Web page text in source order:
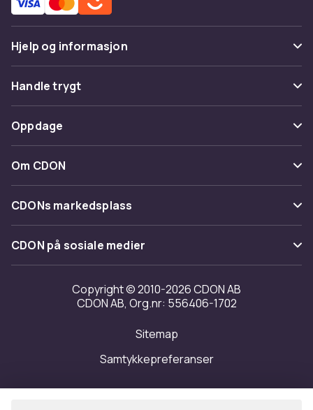
Hjelp og informasjon
Vanlige spørsmål
Spor pakke
Angre & returner her
Kontakt oss
Handle trygt
Betaling
Levering
Tilbakekallinger
Oppdage
Kategorier
Varemerker
Om CDON
Om oss
Kundeanmeldelser
Jobbe på CDON
Investor relations
Tilgjengelighet
CDONs markedsplass
Merchant Help Center
CDON på sosiale medier
Copyright © 2010-2026 CDON AB
CDON AB, Org.nr: 556406-1702
Sitemap
Samtykkepreferanser